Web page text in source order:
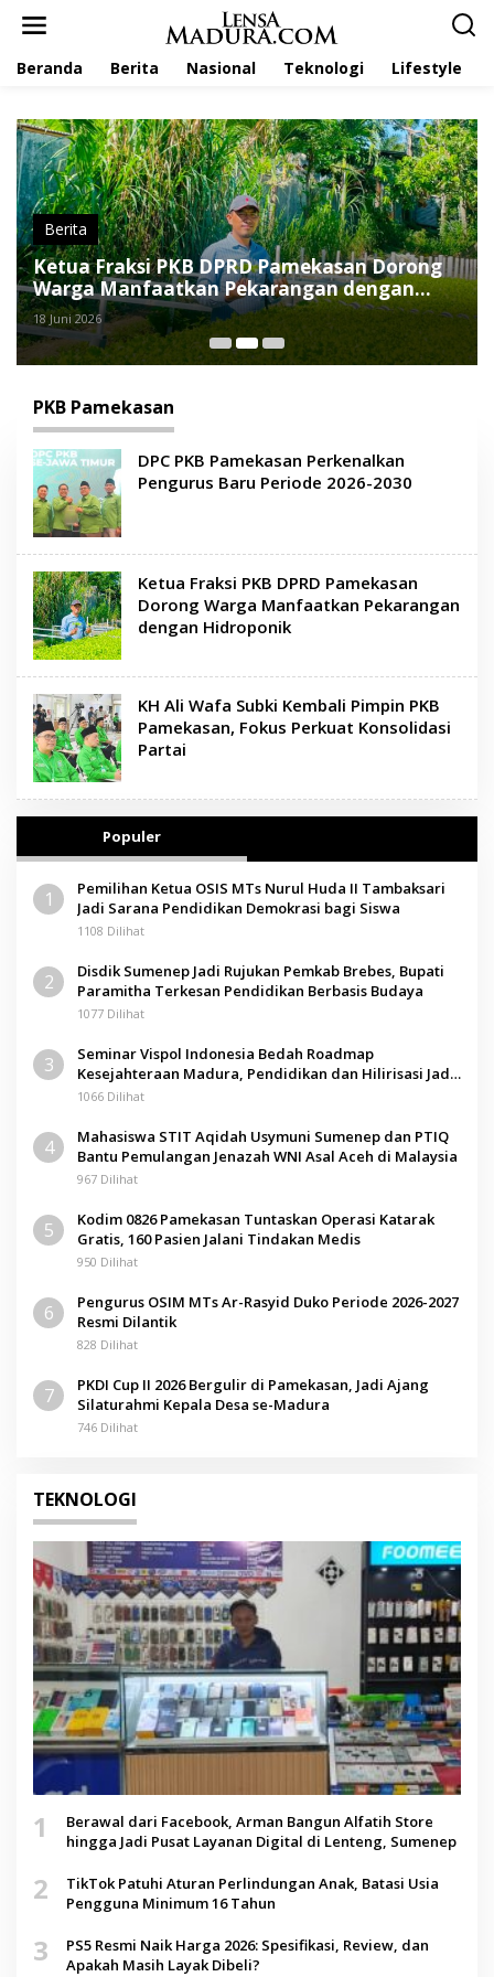
Beranda Berita Nasional Teknologi Lifestyle
Berita
Ketua Fraksi PKB DPRD Pamekasan Dorong
Warga Manfaatkan Pekarangan dengan
Hidroponik
18 Juni 2026
PKB Pamekasan
DPC PKB Pamekasan Perkenalkan
Pengurus Baru Periode 2026-2030
Ketua Fraksi PKB DPRD Pamekasan
Dorong Warga Manfaatkan Pekarangan
dengan Hidroponik
KH Ali Wafa Subki Kembali Pimpin PKB
Pamekasan, Fokus Perkuat Konsolidasi
Partai
Populer
1
Pemilihan Ketua OSIS MTs Nurul Huda II Tambaksari
Jadi Sarana Pendidikan Demokrasi bagi Siswa
1108 Dilihat
2
Disdik Sumenep Jadi Rujukan Pemkab Brebes, Bupati
Paramitha Terkesan Pendidikan Berbasis Budaya
1077 Dilihat
3
Seminar Vispol Indonesia Bedah Roadmap
Kesejahteraan Madura, Pendidikan dan Hilirisasi Jadi
Kunci
1066 Dilihat
4
Mahasiswa STIT Aqidah Usymuni Sumenep dan PTIQ
Bantu Pemulangan Jenazah WNI Asal Aceh di Malaysia
967 Dilihat
5
Kodim 0826 Pamekasan Tuntaskan Operasi Katarak
Gratis, 160 Pasien Jalani Tindakan Medis
950 Dilihat
6
Pengurus OSIM MTs Ar-Rasyid Duko Periode 2026-2027
Resmi Dilantik
828 Dilihat
7
PKDI Cup II 2026 Bergulir di Pamekasan, Jadi Ajang
Silaturahmi Kepala Desa se-Madura
746 Dilihat
TEKNOLOGI
1
Berawal dari Facebook, Arman Bangun Alfatih Store
hingga Jadi Pusat Layanan Digital di Lenteng, Sumenep
2
TikTok Patuhi Aturan Perlindungan Anak, Batasi Usia
Pengguna Minimum 16 Tahun
3
PS5 Resmi Naik Harga 2026: Spesifikasi, Review, dan
Apakah Masih Layak Dibeli?